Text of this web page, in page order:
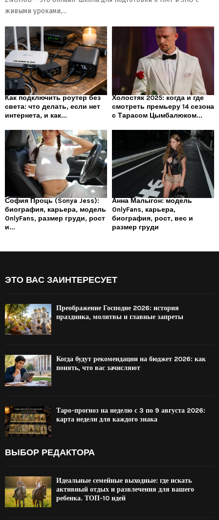
живыми уроками,...
Как подключить роутер без
света: что делать, если нет
интернета, и как...
Холостяк 2025: когда и где
смотреть премьеру 14 сезона
с Тарасом Цымбалюком...
София Проць (Sonya Jess):
биография, карьера, модель
OnlyFans, размер груди, рост
и...
Анна Малыгон: модель
OnlyFans, карьера,
биография, рост, вес и
размер груди
ЭТО ВАС ЗАИНТЕРЕСУЕТ
Преображение Господне 2026: история
праздника, молитвы и главные запреты
Когда будут рекомендации на бюджет 2026: как
понять, что вас зачисляют
Таро-прогноз на неделю с 3 по 9 августа 2026:
карта недели для каждого знака
ВЫБОР РЕДАКТОРА
Идеальные семейные выходные: где искать
активный отдых и развлечения для вашего
ребенка. ТОП-10 идей